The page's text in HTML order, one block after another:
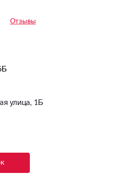
улица, 1Б
Отзывы